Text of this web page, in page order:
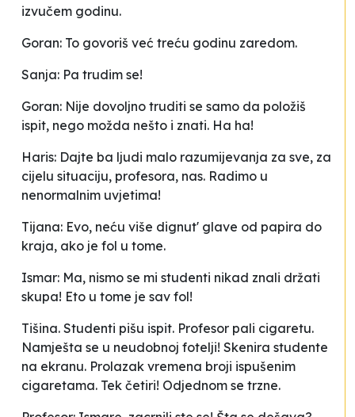
izvučem godinu.
Goran: To govoriš već treću godinu zaredom.
Sanja: Pa trudim se!
Goran: Nije dovoljno truditi se samo da položiš
ispit, nego možda nešto i znati. Ha ha!
Haris: Dajte ba ljudi malo razumijevanja za sve, za
cijelu situaciju, profesora, nas. Radimo u
nenormalnim uvjetima!
Tijana: Evo, neću više dignut' glave od papira do
kraja, ako je fol u tome.
Ismar: Ma, nismo se mi studenti nikad znali držati
skupa! Eto u tome je sav fol!
Tišina. Studenti pišu ispit. Profesor pali cigaretu.
Namješta se u neudobnoj fotelji! Skenira studente
na ekranu. Prolazak vremena broji ispušenim
cigaretama. Tek četiri! Odjednom se trzne.